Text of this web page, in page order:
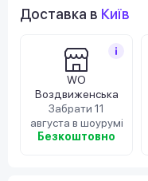
Доставка в Київ
WO
Воздвиженська
Забрати 11
августа в шоурумі
Безкоштовно